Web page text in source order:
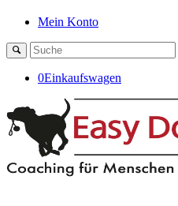
Mein Konto
0Einkaufswagen